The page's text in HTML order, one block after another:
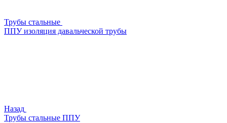
Трубы стальные
ППУ изоляция давальческой трубы
Назад
Трубы стальные ППУ